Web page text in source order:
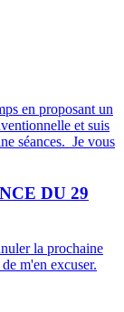
en proposant un
et suis
séances. Je vous
DU 29
la prochaine
m'en excuser.